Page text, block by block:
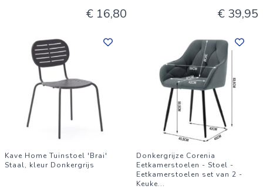
€ 16,80 € 39,95
Kave Home Tuinstoel 'Brai'
Staal, kleur Donkergrijs
Donkergrijze Corenia
Eetkamerstoelen - Stoel -
Eetkamerstoelen set van 2 -
Keuke...